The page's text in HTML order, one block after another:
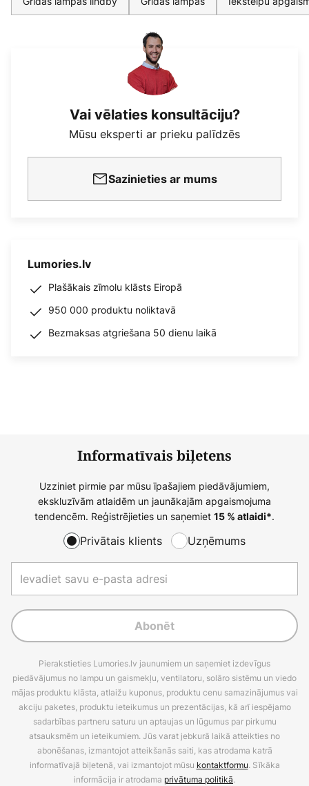
Vai vēlaties konsultāciju?
Mūsu eksperti ar prieku palīdzēs
Sazinieties ar mums
Lumories.lv
Plašākais zīmolu klāsts Eiropā
950 000 produktu noliktavā
Bezmaksas atgriešana 50 dienu laikā
Informatīvais biļetens
Uzziniet pirmie par mūsu īpašajiem piedāvājumiem,
ekskluzīvām atlaidēm un jaunākajām apgaismojuma
tendencēm. Reģistrējieties un saņemiet 15 % atlaidi*.
Privātais klients Uzņēmums
Abonēt
Pierakstieties Lumories.lv jaunumiem un saņemiet izdevīgus
piedāvājumus no lampu un gaismekļu, ventilatoru, solāro sistēmu un viedo
mājas produktu klāsta, atlaižu kuponus, produktu cenu samazinājumus vai
akciju paketes, produktu ieteikumus un prezentācijas, kā arī iespējamo
sadarbības partneru saturu un aptaujas un lūgumus par pirkumu
atsauksmēm un ieteikumiem. Jūs varat jebkurā laikā atteikties no
abonēšanas, izmantojot atteikšanās saiti, kas atrodama katrā
informatīvajā biļetenā, vai izmantojot mūsu kontaktformu. Sīkāka
informācija ir atrodama privātuma politikā.